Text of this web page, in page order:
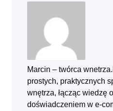
Marcin – twórca
prostych, praktycznych
wnętrza, łącząc wiedzę
doświadczeniem w